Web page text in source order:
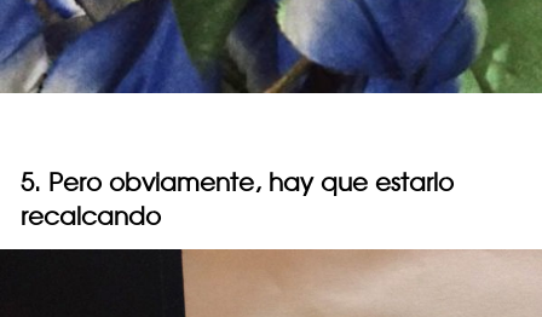
5. Pero obviamente, hay que estarlo
recalcando